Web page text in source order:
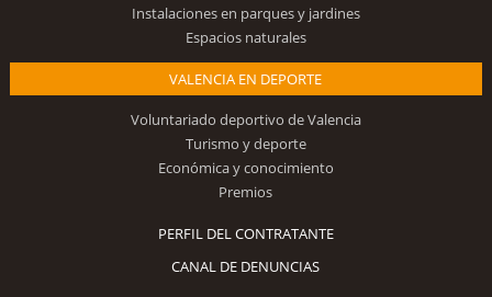
Instalaciones en parques y jardines
Espacios naturales
VALENCIA EN DEPORTE
Voluntariado deportivo de Valencia
Turismo y deporte
Económica y conocimiento
Premios
PERFIL DEL CONTRATANTE
CANAL DE DENUNCIAS